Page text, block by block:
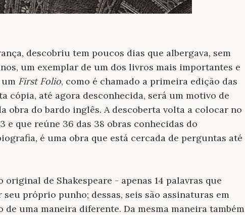
descobriu tem poucos dias que albergava, sem
um exemplar de um dos livros mais importantes e
First Folio, como é chamado a primeira edição das
cópia, até agora desconhecida, será um motivo de
obra do bardo inglês. A descoberta volta a colocar no
que reúne 36 das 38 obras conhecidas do
é uma obra que está cercada de perguntas até
de Shakespeare - apenas 14 palavras que
próprio punho; dessas, seis são assinaturas em
uma maneira diferente. Da mesma maneira também